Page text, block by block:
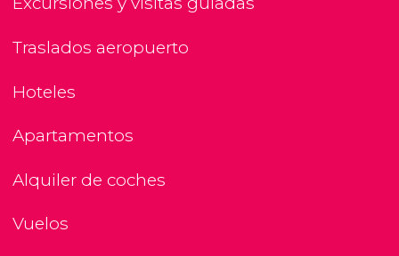
Traslados aeropuerto
Hoteles
Apartamentos
Alquiler de coches
Vuelos